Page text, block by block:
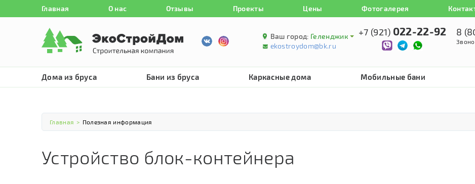
Главная О нас Отзывы Проекты Цены Фотогалерея
Ваш город: Геленджик
ekostroydom@bk.ru
+7 (921) 022-22-92 8
Дома из бруса Бани из бруса Каркасные дома Мобильные бани
Главная > Полезная информация
Устройство блок-контейнера